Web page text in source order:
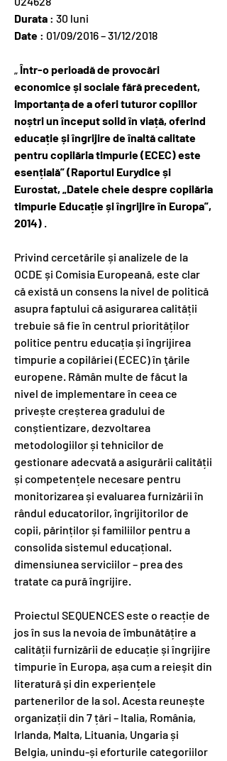
Durata : 30 luni
Date : 01/09/2016 – 31/12/2018
„Într-o perioadă de provocări
economice și sociale fără precedent,
importanța de a oferi tuturor copiilor
noștri un început solid în viață, oferind
educație și îngrijire de înaltă calitate
pentru copilăria timpurie (ECEC) este
esențială” (Raportul Eurydice și
Eurostat, „Datele cheie despre copilăria
timpurie Educație și îngrijire în Europa”,
2014) .
Privind cercetările și analizele de la
OCDE și Comisia Europeană, este clar
că există un consens la nivel de politică
asupra faptului că asigurarea calității
trebuie să fie în centrul priorităților
politice pentru educația și îngrijirea
timpurie a copilăriei (ECEC) în ţările
europene. Rămân multe de făcut la
nivel de implementare în ceea ce
privește creșterea gradului de
conștientizare, dezvoltarea
metodologiilor și tehnicilor de
gestionare adecvată a asigurării calității
și competențele necesare pentru
monitorizarea și evaluarea furnizării în
rândul educatorilor, îngrijitorilor de
copii, părinților și familiilor pentru a
consolida sistemul educațional.
dimensiunea serviciilor – prea des
tratate ca pură îngrijire.
Proiectul SEQUENCES este o reacție de
jos în sus la nevoia de îmbunătățire a
calității furnizării de educație și îngrijire
timpurie în Europa, așa cum a reieșit din
literatură și din experiențele
partenerilor de la sol. Acesta reunește
organizații din 7 țări – Italia, România,
Irlanda, Malta, Lituania, Ungaria și
Belgia, unindu-și eforturile categoriilor